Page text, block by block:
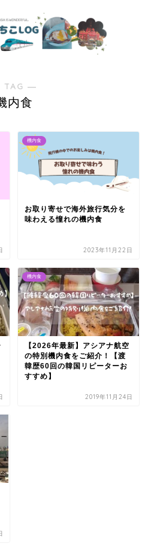
―
内食
機内食
お取り寄せで海外旅行気分を
味わえる憧れの機内食
2023年11月22日
機内食
【2026年最新】アシアナ航空
の特別機内食をご紹介！【渡
韓歴60回の韓国リピーターお
すすめ】
2019年11月24日